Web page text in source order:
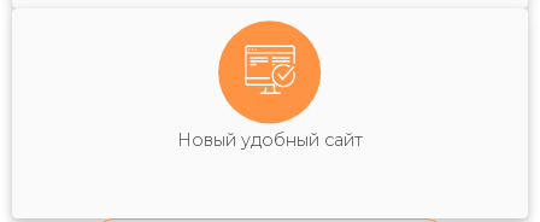
Новый удобный сайт